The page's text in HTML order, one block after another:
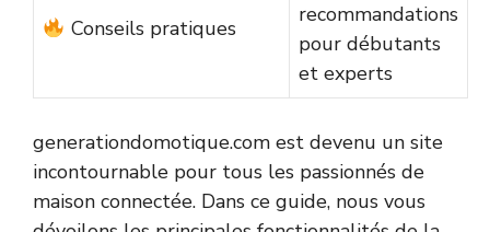
Conseils pratiques
recommandations
pour débutants
et experts
generationdomotique.com est devenu un site
incontournable pour tous les passionnés de
maison connectée. Dans ce guide, nous vous